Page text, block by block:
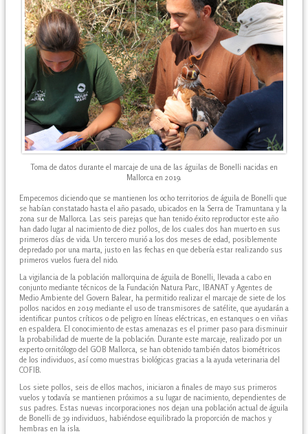
Toma de datos durante el marcaje de una de las águilas de Bonelli nacidas en
Mallorca en 2019.
Empecemos diciendo que se mantienen los ocho territorios de águila de Bonelli que
se habían constatado hasta el año pasado, ubicados en la Serra de Tramuntana y la
zona sur de Mallorca. Las seis parejas que han tenido éxito reproductor este año
han dado lugar al nacimiento de diez pollos, de los cuales dos han muerto en sus
primeros días de vida. Un tercero murió a los dos meses de edad, posiblemente
depredado por una marta, justo en las fechas en que debería estar realizando sus
primeros vuelos fuera del nido.
La vigilancia de la población mallorquina de águila de Bonelli, llevada a cabo en
conjunto mediante técnicos de la Fundación Natura Parc, IBANAT y Agentes de
Medio Ambiente del Govern Balear, ha permitido realizar el marcaje de siete de los
pollos nacidos en 2019 mediante el uso de transmisores de satélite, que ayudarán a
identificar puntos críticos o de peligro en líneas eléctricas, en estanques o en viñas
en espaldera. El conocimiento de estas amenazas es el primer paso para disminuir
la probabilidad de muerte de la población. Durante este marcaje, realizado por un
experto ornitólogo del GOB Mallorca, se han obtenido también datos biométricos
de los individuos, así como muestras biológicas gracias a la ayuda veterinaria del
COFIB.
Los siete pollos, seis de ellos machos, iniciaron a finales de mayo sus primeros
vuelos y todavía se mantienen próximos a su lugar de nacimiento, dependientes de
sus padres. Estas nuevas incorporaciones nos dejan una población actual de águila
de Bonelli de 39 individuos, habiéndose equilibrado la proporción de machos y
hembras en la isla.